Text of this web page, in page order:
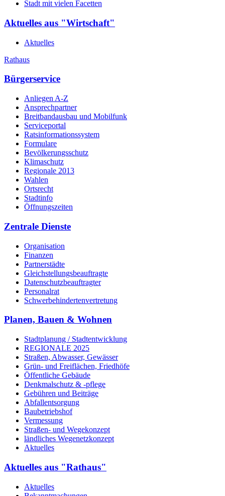
Stadt mit vielen Facetten
Aktuelles aus "Wirtschaft"
Aktuelles
Rathaus
Bürgerservice
Anliegen A-Z
Ansprechpartner
Breitbandausbau und Mobilfunk
Serviceportal
Ratsinformationssystem
Formulare
Bevölkerungsschutz
Klimaschutz
Regionale 2013
Wahlen
Ortsrecht
Stadtinfo
Öffnungszeiten
Zentrale Dienste
Organisation
Finanzen
Partnerstädte
Gleichstellungsbeauftragte
Datenschutzbeauftragter
Personalrat
Schwerbehinderten­vertretung
Planen, Bauen & Wohnen
Stadtplanung / Stadtentwicklung
REGIONALE 2025
Straßen, Abwasser, Gewässer
Grün- und Freiflächen, Friedhöfe
Öffentliche Gebäude
Denkmalschutz & -pflege
Gebühren und Beiträge
Abfallentsorgung
Baubetriebshof
Vermessung
Straßen- und Wegekonzept
ländliches Wegenetzkonzept
Aktuelles
Aktuelles aus "Rathaus"
Aktuelles